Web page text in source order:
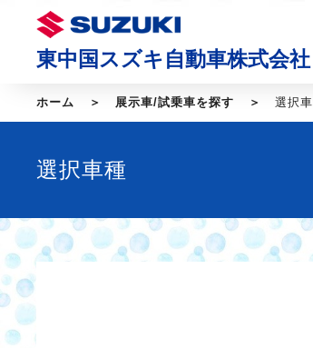
東中国スズキ自動車株式会社
ホーム 展示車/試乗車を探す 選択
選択車種